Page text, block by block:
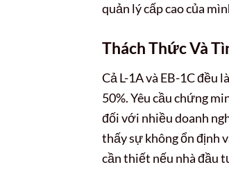
quản lý cấp cao của
Thách Thức Và
Cả L-1A và EB-1C đều
50%. Yêu cầu chứng
đối với nhiều doanh
thấy sự không ổn định
cần thiết nếu nhà đầu